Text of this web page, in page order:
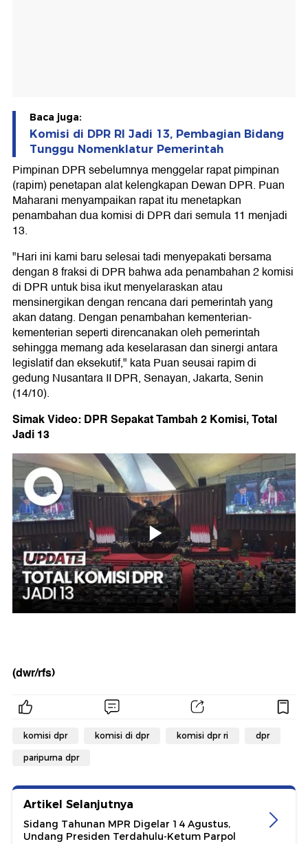
Baca juga:
Komisi di DPR RI Jadi 13, Pembagian Bidang
Tunggu Nomenklatur Pemerintah
Pimpinan DPR sebelumnya menggelar rapat pimpinan
(rapim) penetapan alat kelengkapan Dewan DPR. Puan
Maharani menyampaikan rapat itu menetapkan
penambahan dua komisi di DPR dari semula 11 menjadi
13.
"Hari ini kami baru selesai tadi menyepakati bersama
dengan 8 fraksi di DPR bahwa ada penambahan 2 komisi
di DPR untuk bisa ikut menyelaraskan atau
mensinergikan dengan rencana dari pemerintah yang
akan datang. Dengan penambahan kementerian-
kementerian seperti direncanakan oleh pemerintah
sehingga memang ada keselarasan dan sinergi antara
legislatif dan eksekutif," kata Puan seusai rapim di
gedung Nusantara II DPR, Senayan, Jakarta, Senin
(14/10).
Simak Video: DPR Sepakat Tambah 2 Komisi, Total
Jadi 13
(dwr/rfs)
komisi dpr komisi di dpr komisi dpr ri dpr
paripurna dpr
Artikel Selanjutnya
Sidang Tahunan MPR Digelar 14 Agustus,
Undang Presiden Terdahulu-Ketum Parpol